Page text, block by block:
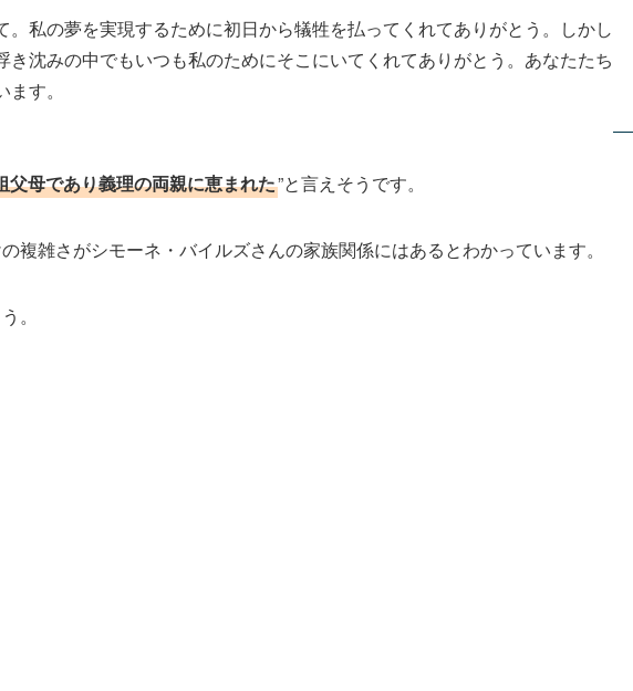
。私の夢を実現するために初日から犠牲を払ってくれてありがとう。しかし
き沈みの中でもいつも私のためにそこにいてくれてありがとう。あなたたち
す。
父母であり義理の両親に恵まれた”と言えそうです。
複雑さがシモーネ・バイルズさんの家族関係にはあるとわかっています。
。